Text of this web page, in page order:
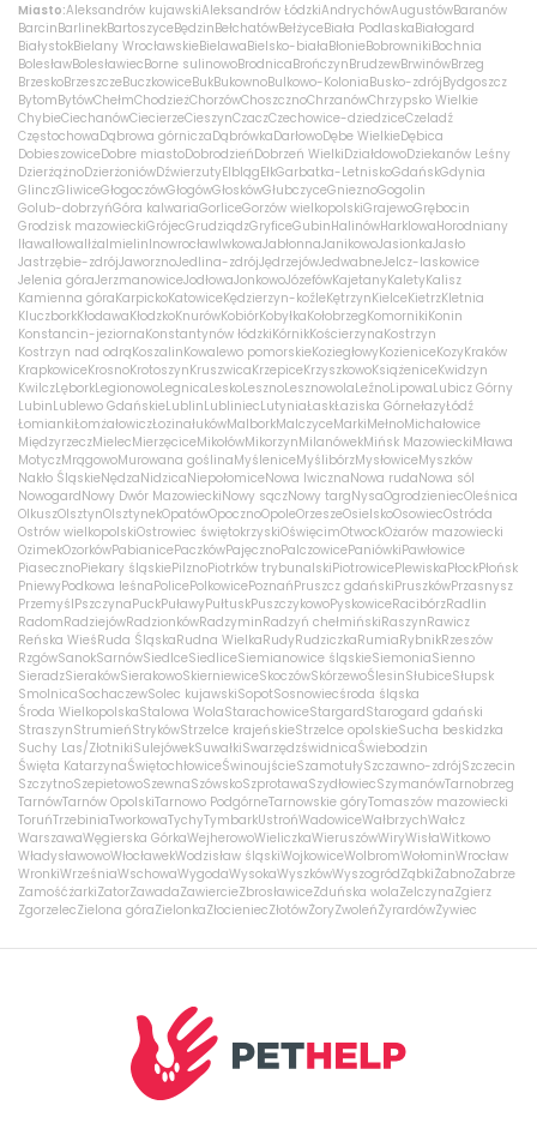
Miasto:Aleksandrów kujawskiAleksandrów ŁódzkiAndrychówAugustówBaranów
BarcinBarlinekBartoszyceBędzinBełchatówBełżyceBiała PodlaskaBiałogard
BiałystokBielany WrocławskieBielawaBielsko-białaBłonieBobrownikiBochnia
BolesławBolesławiecBorne sulinowoBrodnicaBrończynBrudzewBrwinówBrzeg
BrzeskoBrzeszczeBuczkowiceBukBukownoBulkowo-KoloniaBusko-zdrójBydgoszcz
BytomBytówChełmChodzieżChorzówChoszcznoChrzanówChrzypsko Wielkie
ChybieCiechanówCiecierzeCieszynCzaczCzechowice-dziedziceCzeladź
CzęstochowaDąbrowa górniczaDąbrówkaDarłowoDębe WielkieDębica
DobieszowiceDobre miastoDobrodzieńDobrzeń WielkiDziałdowoDziekanów Leśny
DzierżążnoDzierżoniówDźwierzutyElblągEłkGarbatka-LetniskoGdańskGdynia
GlinczGliwiceGłogoczówGłogówGłoskówGłubczyceGnieznoGogolin
Golub-dobrzyńGóra kalwariaGorliceGorzów wielkopolskiGrajewoGrębocin
Grodzisk mazowieckiGrójecGrudziądzGryficeGubinHalinówHarklowaHorodniany
IławaIłowaIłżaImielinInowrocławIwkowaJabłonnaJanikowoJasionkaJasło
Jastrzębie-zdrójJaworznoJedlina-zdrójJędrzejówJedwabneJelcz-laskowice
Jelenia góraJerzmanowiceJodłowaJonkowoJózefówKajetanyKaletyKalisz
Kamienna góraKarpickoKatowiceKędzierzyn-koźleKętrzynKielceKietrzKletnia
KluczborkKłodawaKłodzkoKnurówKobiórKobyłkaKołobrzegKomornikiKonin
Konstancin-jeziornaKonstantynów łódzkiKórnikKościerzynaKostrzyn
Kostrzyn nad odrąKoszalinKowalewo pomorskieKoziegłowyKozieniceKozyKraków
KrapkowiceKrosnoKrotoszynKruszwicaKrzepiceKrzyszkowoKsiążeniceKwidzyn
KwilczLęborkLegionowoLegnicaLeskoLesznoLesznowolaLeźnoLipowaLubicz Górny
LubinLublewo GdańskieLublinLubliniecLutyniaŁaskŁaziska GórnełazyŁódź
ŁomiankiŁomżałowiczŁozinałukówMalborkMalczyceMarkiMełnoMichałowice
MiędzyrzeczMielecMierzęciceMikołówMikorzynMilanówekMińsk MazowieckiMława
MotyczMrągowoMurowana goślinaMyśleniceMyślibórzMysłowiceMyszków
Nakło ŚląskieNędzaNidzicaNiepołomiceNowa IwicznaNowa rudaNowa sól
NowogardNowy Dwór MazowieckiNowy sączNowy targNysaOgrodzieniecOleśnica
OlkuszOlsztynOlsztynekOpatówOpocznoOpoleOrzeszeOsielskoOsowiecOstróda
Ostrów wielkopolskiOstrowiec świętokrzyskiOświęcimOtwockOżarów mazowiecki
OzimekOzorkówPabianicePaczkówPajęcznoPalczowicePaniówkiPawłowice
PiasecznoPiekary śląskiePilznoPiotrków trybunalskiPiotrowicePlewiskaPłockPłońsk
PniewyPodkowa leśnaPolicePolkowicePoznańPruszcz gdańskiPruszkówPrzasnysz
PrzemyślPszczynaPuckPuławyPułtuskPuszczykowoPyskowiceRacibórzRadlin
RadomRadziejówRadzionkówRadzyminRadzyń chełmińskiRaszynRawicz
Reńska WieśRuda ŚląskaRudna WielkaRudyRudziczkaRumiaRybnikRzeszów
RzgówSanokSarnówSiedlceSiedliceSiemianowice śląskieSiemoniaSienno
SieradzSierakówSierakowoSkierniewiceSkoczówSkórzewoŚlesinSłubiceSłupsk
SmolnicaSochaczewSolec kujawskiSopotSosnowiecśroda śląska
Środa WielkopolskaStalowa WolaStarachowiceStargardStarogard gdański
StraszynStrumieńStrykówStrzelce krajeńskieStrzelce opolskieSucha beskidzka
Suchy Las/ZłotnikiSulejówekSuwałkiSwarzędzświdnicaŚwiebodzin
Święta KatarzynaŚwiętochłowiceŚwinoujścieSzamotułySzczawno-zdrójSzczecin
SzczytnoSzepietowoSzewnaSzówskoSzprotawaSzydłowiecSzymanówTarnobrzeg
TarnówTarnów OpolskiTarnowo PodgórneTarnowskie góryTomaszów mazowiecki
ToruńTrzebiniaTworkowaTychyTymbarkUstrońWadowiceWałbrzychWałcz
WarszawaWęgierska GórkaWejherowoWieliczkaWieruszówWiryWisłaWitkowo
WładysławowoWłocławekWodzisław śląskiWojkowiceWolbromWołominWrocław
WronkiWrześniaWschowaWygodaWysokaWyszkówWyszogródZąbkiŻabnoZabrze
ZamośćżarkiZatorZawadaZawiercieZbrosławiceZduńska wolaZelczynaZgierz
ZgorzelecZielona góraZielonkaZłocieniecZłotówŻoryZwoleńŻyrardówŻywiec